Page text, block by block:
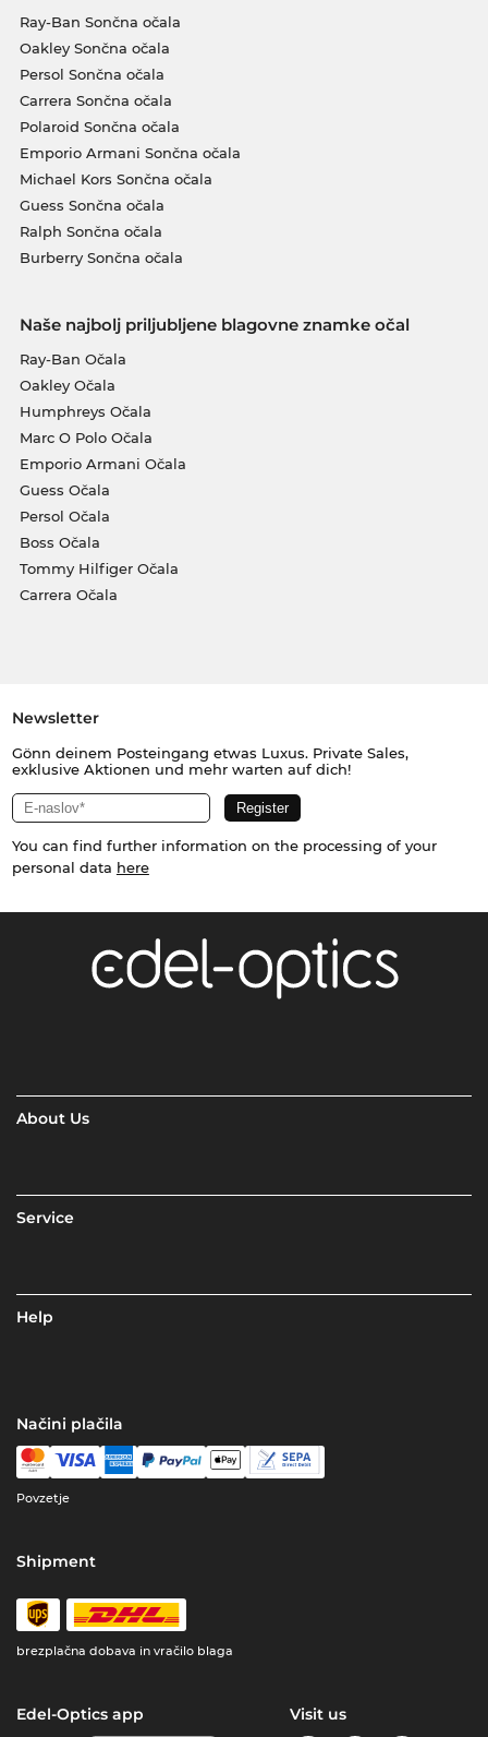
Ray-Ban Sončna očala
Oakley Sončna očala
Persol Sončna očala
Carrera Sončna očala
Polaroid Sončna očala
Emporio Armani Sončna očala
Michael Kors Sončna očala
Guess Sončna očala
Ralph Sončna očala
Burberry Sončna očala
Naše najbolj priljubljene blagovne znamke očal
Ray-Ban Očala
Oakley Očala
Humphreys Očala
Marc O Polo Očala
Emporio Armani Očala
Guess Očala
Persol Očala
Boss Očala
Tommy Hilfiger Očala
Carrera Očala
Newsletter
Gönn deinem Posteingang etwas Luxus. Private Sales,
exklusive Aktionen und mehr warten auf dich!
You can find further information on the processing of your
personal data here
About Us
Service
Help
Načini plačila
Povzetje
Shipment
brezplačna dobava in vračilo blaga
Edel-Optics app Visit us